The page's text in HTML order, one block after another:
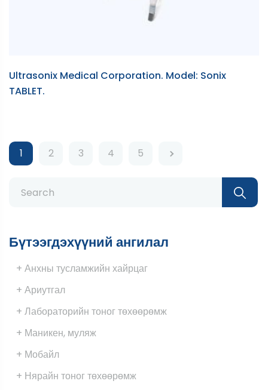
Ultrasonix Medical Corporation. Model: Sonix
TABLET.
1 2 3 4 5
Бүтээгдэхүүний ангилал
+ Анхны тусламжийн хайрцаг
+ Ариутгал
+ Лабораторийн тоног төхөөрөмж
+ Маникен, муляж
+ Мобайл
+ Нярайн тоног төхөөрөмж